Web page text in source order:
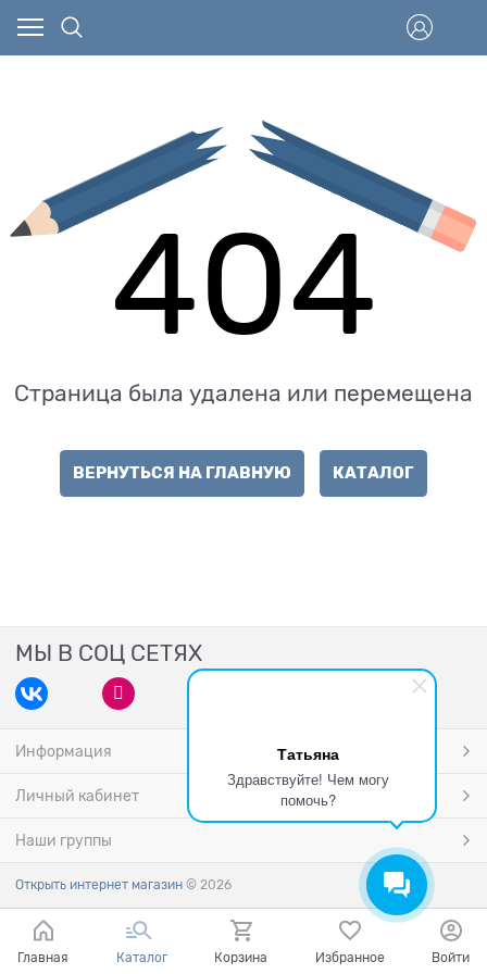
Татьяна
Здравствуйте! Чем могу
помочь?
404
Страница была удалена или перемещена
ВЕРНУТЬСЯ НА ГЛАВНУЮ КАТАЛОГ
МЫ В СОЦ СЕТЯХ
Информация
Личный кабинет
Наши группы
Открыть интернет магазин © 2026
Главная Каталог Корзина Избранное Войти